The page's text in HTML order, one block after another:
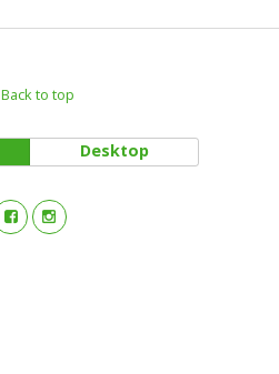
Back to top
Desktop